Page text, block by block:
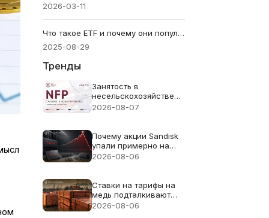
2026-03-11
Что такое ETF и почему они популярны?
2025-08-29
Тренды
Занятость в
несельскохозяйственном
секторе (NFP) за июль
57 тыс. Прогноз: 83
тыс.
2026-08-07
Почему акции Sandisk
упали примерно на
13% несмотря на
2026-08-06
Ставки на тарифы на
медь подталкивают
цену меди к рекорду
2026-08-06